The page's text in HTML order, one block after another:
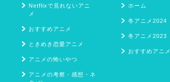
Netflixで見れないアニ
メ
おすすめアニメ
ときめき恋愛アニメ
アニメの怖いやつ
アニメの考察・感想・ネ
ホーム
冬アニメ2024
冬アニメ2023
おすすめアニメ